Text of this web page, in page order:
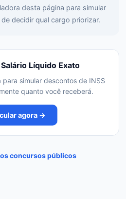
desta página para simular
decidir qual cargo priorizar.
Líquido Exato
para simular descontos de INSS
quanto você receberá.
agora →
concursos públicos